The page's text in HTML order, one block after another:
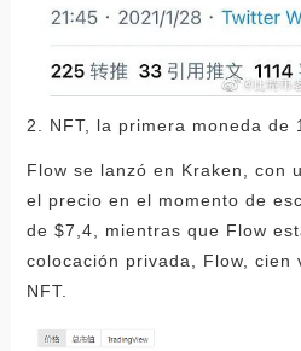
2. NFT, la primera moneda de
Flow se lanzó en Kraken, con
el precio en el momento de
de $7,4, mientras que Flow
colocación privada, Flow, cien
NFT.